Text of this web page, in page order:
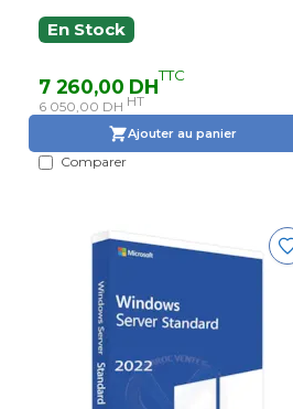
En Stock
7 260,00 DHTTC
6 050,00 DH HT
Ajouter au panier
Comparer